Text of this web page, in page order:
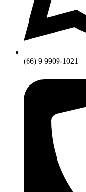
(66) 9 9909-1021